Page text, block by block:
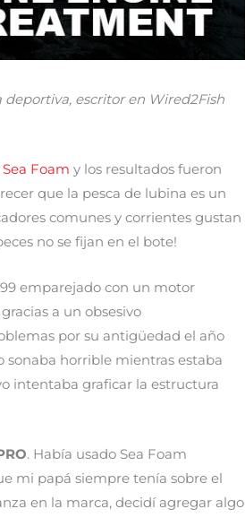
escritor en Wired2Fish
Sea Foam y los resultados fueron
que la pesca de lubina es un
comunes y corrientes gustan
no se fijan en el bote!
emparejado con un motor
a un obsesivo
por su antigüedad el año
sonaba horrible mientras estaba
intentaba graficar la estructura
. Había usado Sea Foam
mi papá siempre tenía sobre el
en la marca, decidí agregar algo